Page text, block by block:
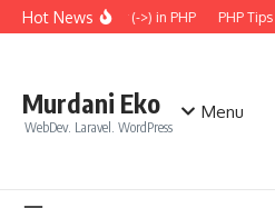
Aller au contenu
Hot News
the Arrow Operator (->) in PHP PHP
Murdani Eko
WebDev. Laravel. WordPress
Menu